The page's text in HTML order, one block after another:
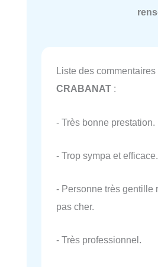
Liste des commentaires
CRABANAT :
- Très bonne prestation.
- Trop sympa et efficace.
- Personne très gentille
pas cher.
- Très professionnel.